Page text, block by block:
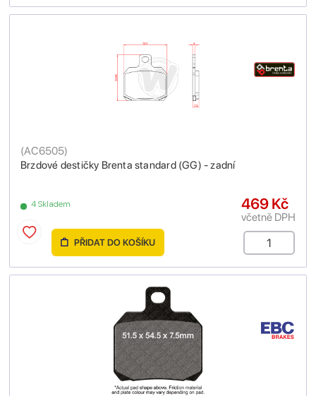
Brzdové destičky Brenta standard (GG) - zadní
(AC6505)
4 Skladem 469 Kč
včetně DPH
PŘIDAT DO KOŠÍKU